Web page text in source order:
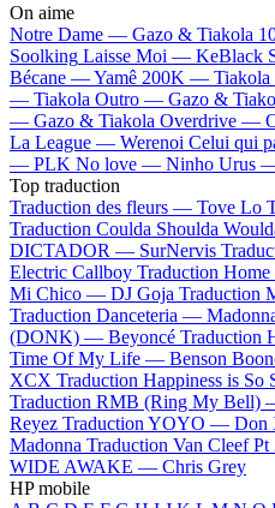
On aime
Notre Dame — Gazo & Tiakola
Soolking Laisse Moi — KeBlack
Bécane —Yamê 200K — Tiakola
— Tiakola Outro — Gazo &
— Gazo & Tiakola Overdrive —
La League — Werenoi Celui qui
— PLK No love — Ninho Urus
Top traduction
Traduction des fleurs — Tove Lo
Traduction Coulda Shoulda
DICTADOR — SurNervis
Electric Callboy Traduction
Mi Chico — DJ Goja Traduction
Traduction Danceteria —
(DONK) — Beyoncé Traduction
Time Of My Life — Benson
XCX Traduction Happiness is
Traduction RMB (Ring My Bell)
Reyez Traduction YOYO — Don
Madonna Traduction Van Cleef
WIDE AWAKE — Chris Grey
HP mobile